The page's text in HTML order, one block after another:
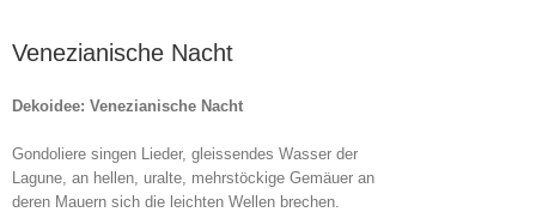
Venezianische Nacht
Dekoidee: Venezianische Nacht
Gondoliere singen Lieder, gleissendes Wasser der
Lagune, an hellen, uralte, mehrstöckige Gemäuer an
deren Mauern sich die leichten Wellen brechen.